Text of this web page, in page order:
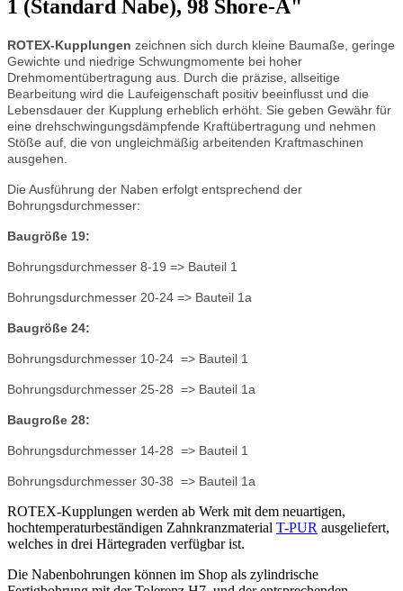
1 (Standard Nabe), 98 Shore-A"
ROTEX-Kupplungen zeichnen sich durch kleine Baumaße, geringe
Gewichte und niedrige Schwungmomente bei hoher
Drehmomentübertragung aus. Durch die präzise, allseitige
Bearbeitung wird die Laufeigenschaft positiv beeinflusst und die
Lebensdauer der Kupplung erheblich erhöht. Sie geben Gewähr für
eine drehschwingungsdämpfende Kraftübertragung und nehmen
Stöße auf, die von ungleichmäßig arbeitenden Kraftmaschinen
ausgehen.
Die Ausführung der Naben erfolgt entsprechend der
Bohrungsdurchmesser:
Baugröße 19:
Bohrungsdurchmesser 8-19 => Bauteil 1
Bohrungsdurchmesser 20-24 => Bauteil 1a
Baugröße 24:
Bohrungsdurchmesser 10-24 => Bauteil 1
Bohrungsdurchmesser 25-28 => Bauteil 1a
Baugroße 28:
Bohrungsdurchmesser 14-28 => Bauteil 1
Bohrungsdurchmesser 30-38 => Bauteil 1a
ROTEX-Kupplungen werden ab Werk mit dem neuartigen,
hochtemperaturbeständigen Zahnkranzmaterial T-PUR ausgeliefert,
welches in drei Härtegraden verfügbar ist.
Die Nabenbohrungen können im Shop als zylindrische